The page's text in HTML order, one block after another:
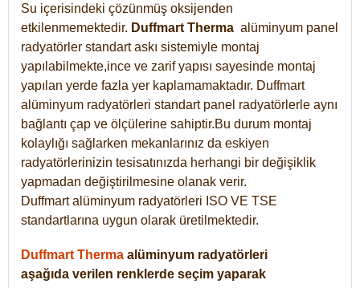
Su içerisindeki çözünmüş oksijenden
etkilenmemektedir. Duffmart Therma alüminyum panel
radyatörler standart askı sistemiyle montaj
yapılabilmekte,ince ve zarif yapısı sayesinde montaj
yapılan yerde fazla yer kaplamamaktadır. Duffmart
alüminyum radyatörleri standart panel radyatörlerle aynı
bağlantı çap ve ölçülerine sahiptir.Bu durum montaj
kolaylığı sağlarken mekanlarınız da eskiyen
radyatörlerinizin tesisatınızda herhangi bir değişiklik
yapmadan değiştirilmesine olanak verir.
Duffmart alüminyum radyatörleri ISO VE TSE
standartlarına uygun olarak üretilmektedir.
Duffmart Therma alüminyum radyatörleri
aşağıda verilen renklerde seçim yaparak